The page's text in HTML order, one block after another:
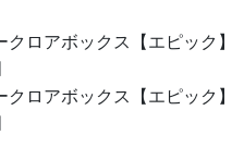
クロアボックス【エピック】
クロアボックス【エピック】